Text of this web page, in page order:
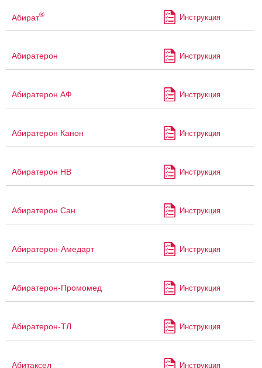
Абират® Инструкция
Абиратерон Инструкция
Абиратерон АФ Инструкция
Абиратерон Канон Инструкция
Абиратерон НВ Инструкция
Абиратерон Сан Инструкция
Абиратерон-Амедарт Инструкция
Абиратерон-Промомед Инструкция
Абиратерон-ТЛ Инструкция
Абитаксел Инструкция